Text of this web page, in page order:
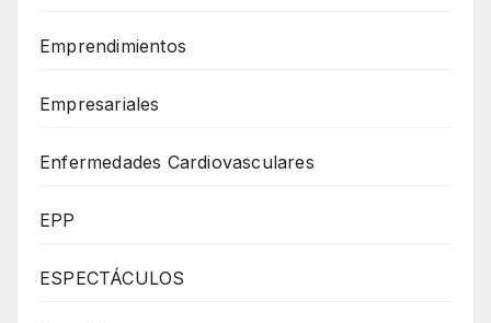
Emprendimientos
Empresariales
Enfermedades Cardiovasculares
EPP
ESPECTÁCULOS